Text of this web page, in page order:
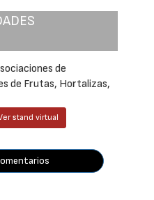
de
de Frutas, Hortalizas,
stand virtual